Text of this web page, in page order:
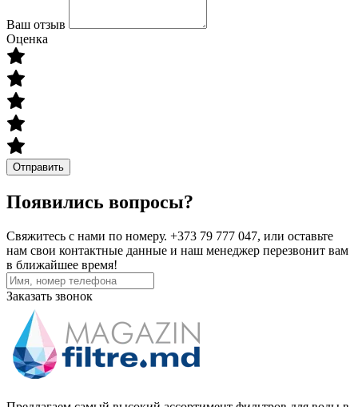
Ваш отзыв
Оценка
Отправить
Появились вопросы?
Свяжитесь с нами по номеру. +373 79 777 047, или оставьте
нам свои контактные данные и наш менеджер перезвонит вам
в ближайшее время!
Заказать звонок